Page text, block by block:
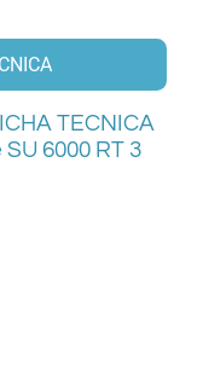
TECNICA
6000 RT 3